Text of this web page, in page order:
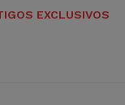
EXCLUSIVOS